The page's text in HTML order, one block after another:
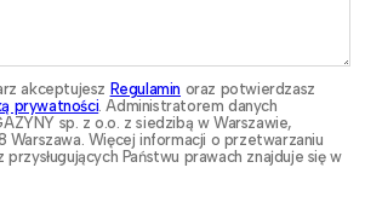
akceptujesz Regulamin oraz potwierdzasz
prywatności. Administratorem danych
sp. z o.o. z siedzibą w Warszawie,
Więcej informacji o przetwarzaniu
Państwu prawach znajduje się w